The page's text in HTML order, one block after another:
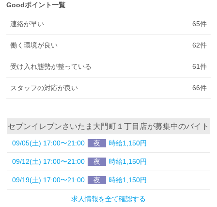
Goodポイント一覧
連絡が早い 65件
働く環境が良い 62件
受け入れ態勢が整っている 61件
スタッフの対応が良い 66件
セブンイレブンさいたま大門町１丁目店が募集中のバイト
09/05(土) 17:00〜21:00 夜 時給1,150円
09/12(土) 17:00〜21:00 夜 時給1,150円
09/19(土) 17:00〜21:00 夜 時給1,150円
求人情報を全て確認する